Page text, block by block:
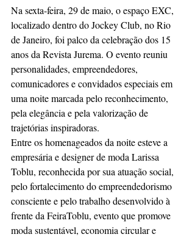
Na sexta-feira, 29 de maio, o espaço EXC,
localizado dentro do Jockey Club, no Rio
de Janeiro, foi palco da celebração dos 15
anos da Revista Jurema. O evento reuniu
personalidades, empreendedores,
comunicadores e convidados especiais em
uma noite marcada pelo reconhecimento,
pela elegância e pela valorização de
trajetórias inspiradoras.
Entre os homenageados da noite esteve a
empresária e designer de moda Larissa
Toblu, reconhecida por sua atuação social,
pelo fortalecimento do empreendedorismo
consciente e pelo trabalho desenvolvido à
frente da FeiraToblu, evento que promove
moda sustentável, economia circular e